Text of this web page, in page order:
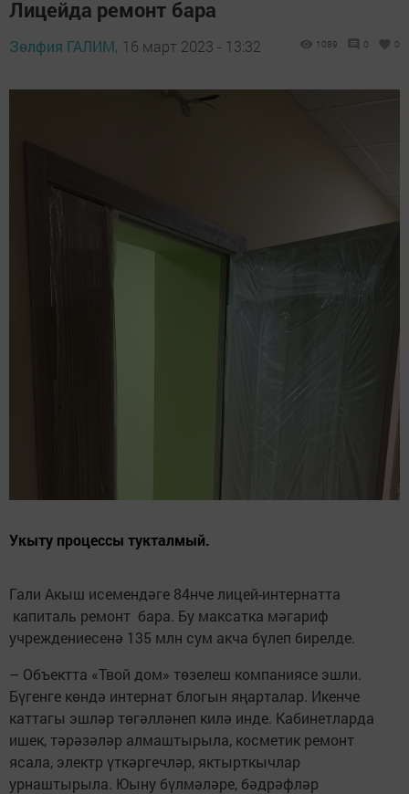
Лицейда ремонт бара
Зөлфия ГАЛИМ, 16 март 2023 - 13:32 1089 0 0
Укыту процессы тукталмый.
Гали Акыш исемендәге 84нче лицей-интернатта
капиталь ремонт бара. Бу максатка мәгариф
учреждениесенә 135 млн сум акча бүлеп бирелде.
– Объектта «Твой дом» төзелеш компаниясе эшли.
Бүгенге көндә интернат блогын яңарталар. Икенче
каттагы эшләр төгәлләнеп килә инде. Кабинетларда
ишек, тәрәзәләр алмаштырыла, косметик ремонт
ясала, электр үткәргечләр, яктырткычлар
урнаштырыла. Юыну бүлмәләре, бәдрәфләр